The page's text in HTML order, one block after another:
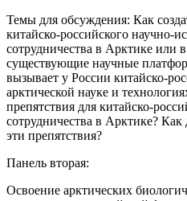
Темы для обсуждения: Как
китайско-российского научно-
сотрудничества в Арктике или
существующие научные
вызывает у России китайско-
арктической науке и
препятствия для китайско-
сотрудничества в Арктике?
эти препятствия?
Панель вторая:
Освоение арктических